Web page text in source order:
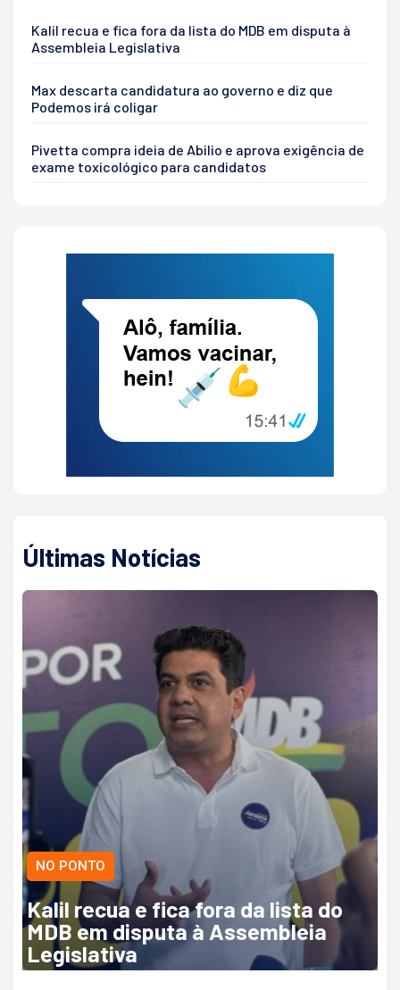
Kalil recua e fica fora da lista do MDB em disputa à
Assembleia Legislativa
Max descarta candidatura ao governo e diz que
Podemos irá coligar
Pivetta compra ideia de Abilio e aprova exigência de
exame toxicológico para candidatos
Últimas Notícias
NO PONTO
Kalil recua e fica fora da lista do
MDB em disputa à Assembleia
Legislativa